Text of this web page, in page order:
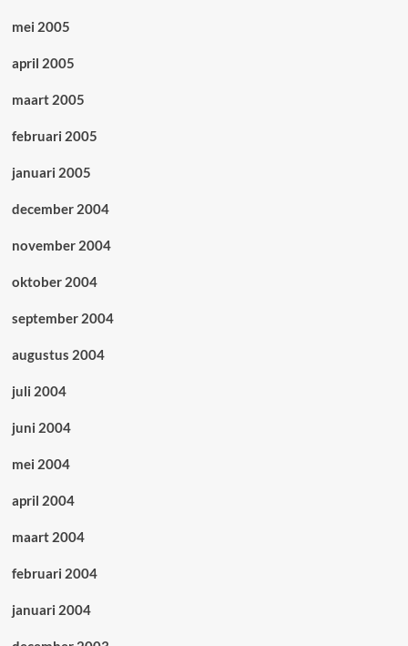
mei 2005
april 2005
maart 2005
februari 2005
januari 2005
december 2004
november 2004
oktober 2004
september 2004
augustus 2004
juli 2004
juni 2004
mei 2004
april 2004
maart 2004
februari 2004
januari 2004